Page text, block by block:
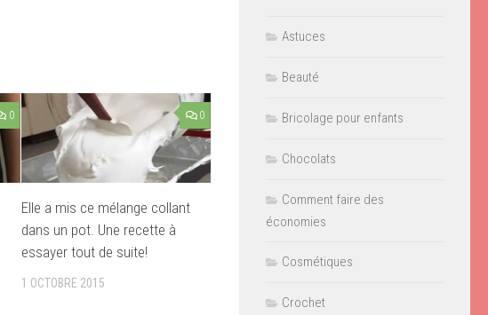
0 0
Elle a mis ce mélange collant
dans un pot. Une recette à
essayer tout de suite!
1 OCTOBRE 2015
Astuces
Beauté
Bricolage pour enfants
Chocolats
Comment faire des
économies
Cosmétiques
Crochet